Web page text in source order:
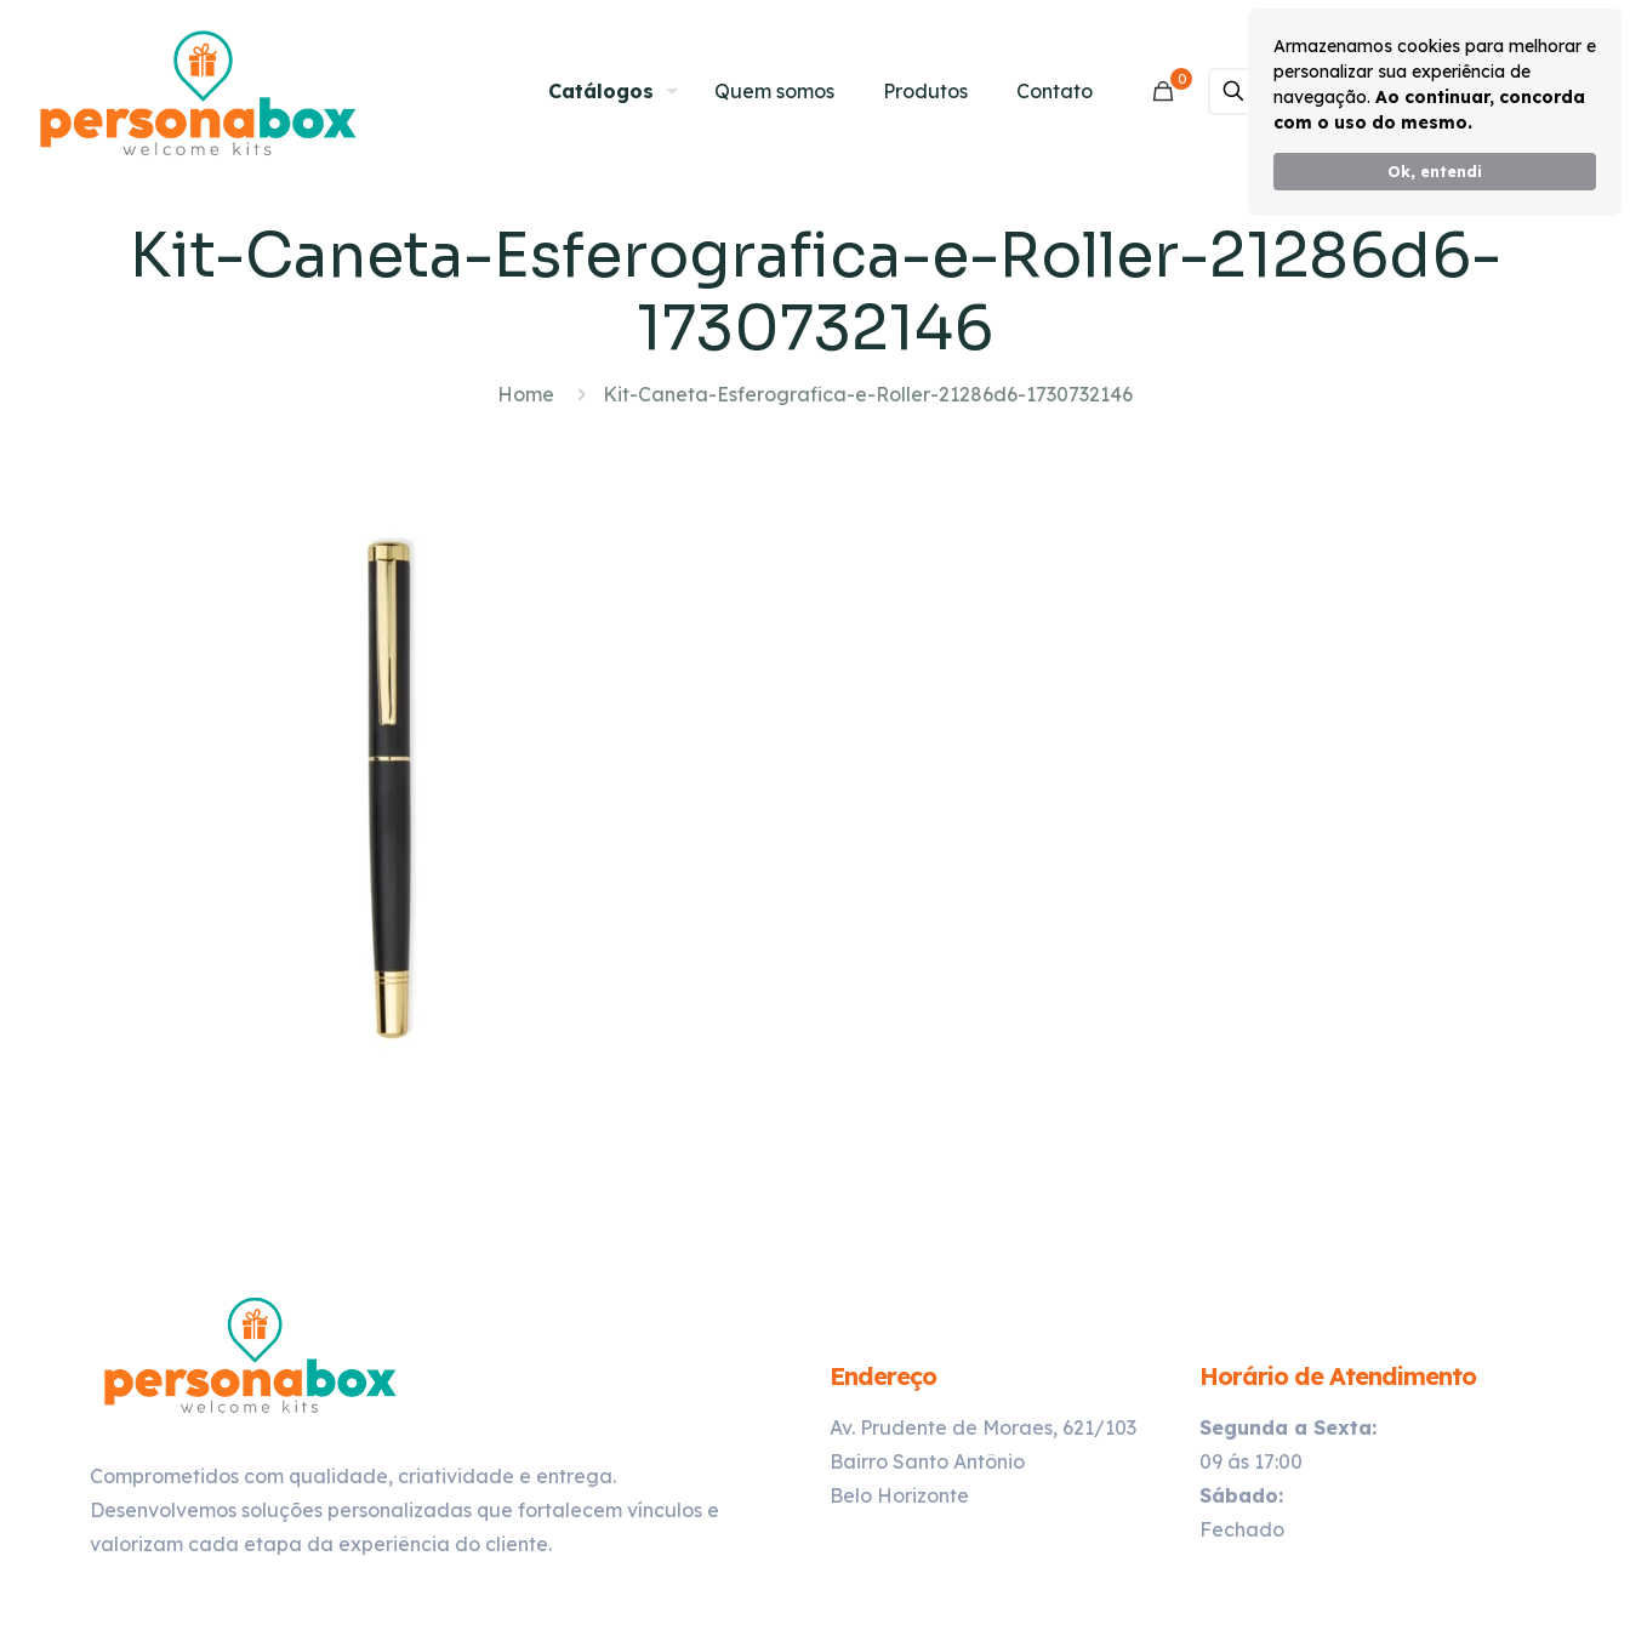
Armazenamos cookies para melhorar e
personalizar sua experiência de
navegação. Ao continuar, concorda
com o uso do mesmo.
Ok, entendi
Catálogos Quem somos Produtos Contato 0 Monte seu Kit
Kit-Caneta-Esferografica-e-Roller-21286d6-
1730732146
Home Kit-Caneta-Esferografica-e-Roller-21286d6-1730732146
Comprometidos com qualidade, criatividade e entrega.
Desenvolvemos soluções personalizadas que fortalecem vínculos e
valorizam cada etapa da experiência do cliente.
Endereço
Av. Prudente de Moraes, 621/103
Bairro Santo Antônio
Belo Horizonte
Horário de Atendimento
Segunda a Sexta:
09 ás 17:00
Sábado:
Fechado